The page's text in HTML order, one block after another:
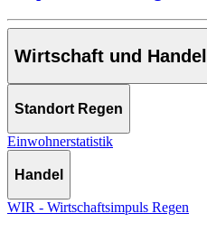
Wirtschaft und Handel
Standort Regen
Einwohnerstatistik
Handel
WIR - Wirtschaftsimpuls Regen